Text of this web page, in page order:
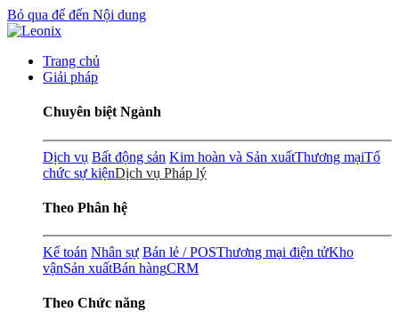
Bỏ qua để đến Nội dung
Trang chủ
Giải pháp
Chuyên biệt Ngành
Dịch vụ Bất động sản Kim hoàn và Sản xuấtThương mạiTổ
chức sự kiệnDịch vụ Pháp lý
Theo Phân hệ
Kế toán Nhân sự Bán lẻ / POSThương mại điện tửKho
vậnSản xuấtBán hàngCRM
Theo Chức năng